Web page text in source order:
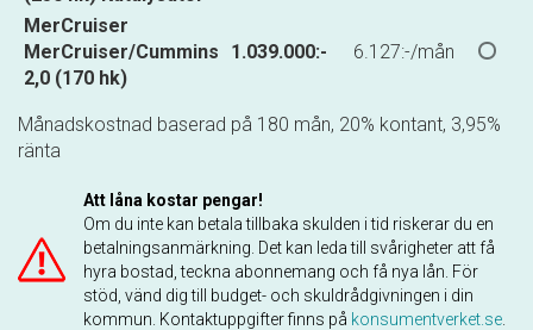
MerCruiser
MerCruiser/Cummins
2,0 (170 hk)
1.039.000:- 6.127:-/mån
Månadskostnad baserad på 180 mån, 20% kontant, 3,95%
ränta
Att låna kostar pengar!
Om du inte kan betala tillbaka skulden i tid riskerar du en
betalningsanmärkning. Det kan leda till svårigheter att få
hyra bostad, teckna abonnemang och få nya lån. För
stöd, vänd dig till budget- och skuldrådgivningen i din
kommun. Kontaktuppgifter finns på konsumentverket.se